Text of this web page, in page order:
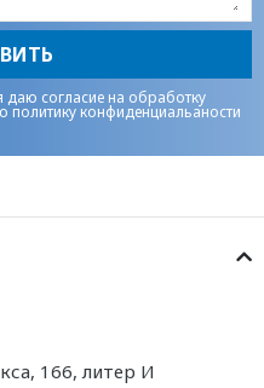
даю согласие на обработку
политику конфиденциальаности
166, литер И